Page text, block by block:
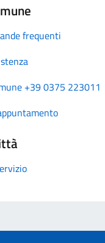
frequenti
+39 0375 223011